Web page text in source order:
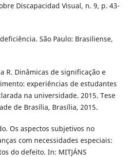
Discapacidad Visual, n. 9, p. 43-
São Paulo: Brasiliense,
R. Dinâmicas de significação e
experiências de estudantes
na universidade. 2015. Tese
de Brasília, Brasília, 2015.
Os aspectos subjetivos no
com necessidades especiais:
do defeito. In: MITJÁNS